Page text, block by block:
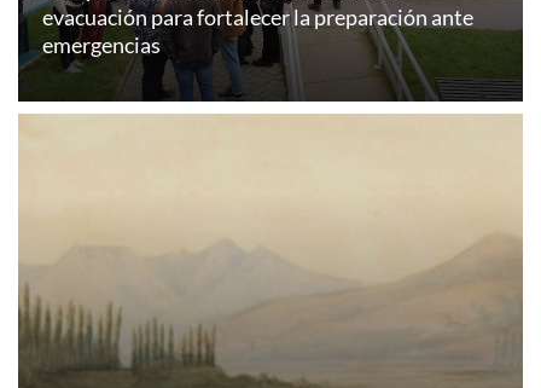
evacuación para fortalecer la preparación ante
emergencias